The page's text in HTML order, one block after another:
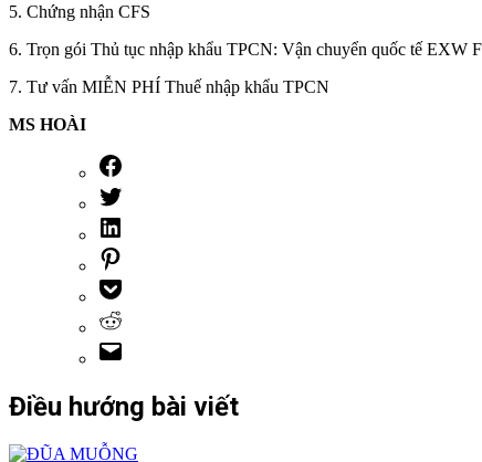
5. Chứng nhận CFS
6. Trọn gói Thủ tục nhập khẩu TPCN: Vận chuyển quốc tế EXW
7. Tư vấn MIỄN PHÍ Thuế nhập khẩu TPCN
MS HOÀI
Điều hướng bài viết